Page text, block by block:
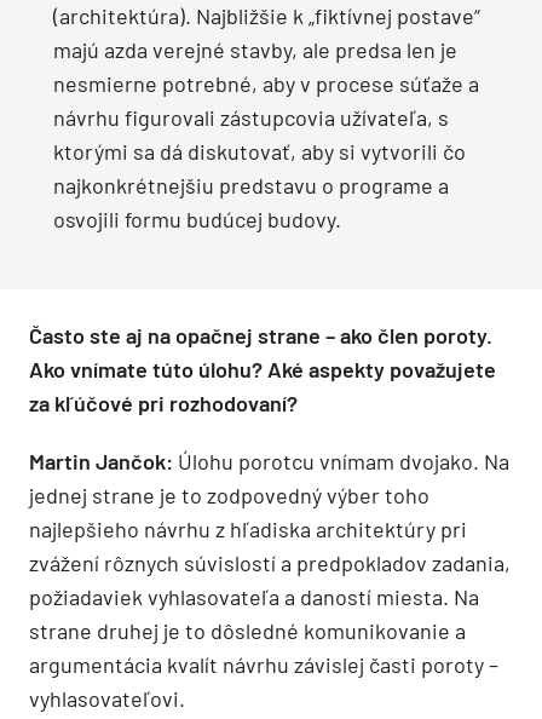
(architektúra). Najbližšie k „fiktívnej postave“
majú azda verejné stavby, ale predsa len je
nesmierne potrebné, aby v procese súťaže a
návrhu figurovali zástupcovia užívateľa, s
ktorými sa dá diskutovať, aby si vytvorili čo
najkonkrétnejšiu predstavu o programe a
osvojili formu budúcej budovy.
Často ste aj na opačnej strane – ako člen poroty.
Ako vnímate túto úlohu? Aké aspekty považujete
za kľúčové pri rozhodovaní?
Martin Jančok: Úlohu porotcu vnímam dvojako. Na
jednej strane je to zodpovedný výber toho
najlepšieho návrhu z hľadiska architektúry pri
zvážení rôznych súvislostí a predpokladov zadania,
požiadaviek vyhlasovateľa a daností miesta. Na
strane druhej je to dôsledné komunikovanie a
argumentácia kvalít návrhu závislej časti poroty –
vyhlasovateľovi.